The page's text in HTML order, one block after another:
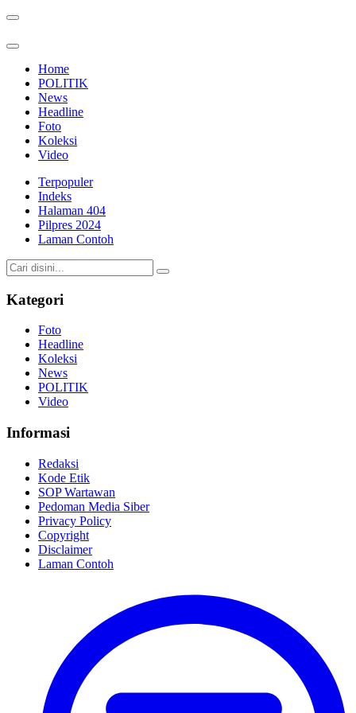
Home
POLITIK
News
Headline
Foto
Koleksi
Video
Terpopuler
Indeks
Halaman 404
Pilpres 2024
Laman Contoh
Kategori
Foto
Headline
Koleksi
News
POLITIK
Video
Informasi
Redaksi
Kode Etik
SOP Wartawan
Pedoman Media Siber
Privacy Policy
Copyright
Disclaimer
Laman Contoh